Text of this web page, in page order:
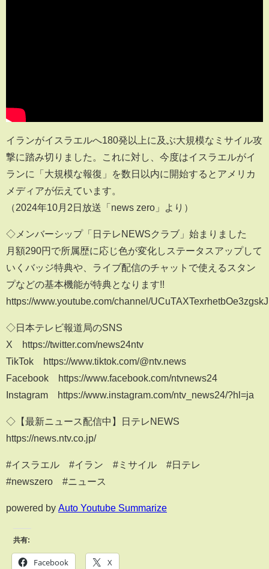
イランがイスラエルへ180発以上に及ぶ大規模なミサイル攻
撃に踏み切りました。これに対し、今度はイスラエルがイ
ランに「大規模な報復」を数日以内に開始するとアメリカ
メディアが伝えています。
（2024年10月2日放送「news zero」より）
◇メンバーシップ「日テレNEWSクラブ」始まりました
月額290円で所属歴に応じ色が変化しステータスアップして
いくバッジ特典や、ライブ配信のチャットで使えるスタン
プなどの基本機能が特典となります!!
https://www.youtube.com/channel/
◇日本テレビ報道局のSNS
X https://twitter.com/news24ntv
TikTok https://www.tiktok.com/@ntv.news
Facebook https://www.facebook.com/ntvnews24
Instagram https://www.instagram.com/ntv_news24/?hl=ja
◇【最新ニュース配信中】日テレNEWS
https://news.ntv.co.jp/
#イスラエル #イラン #ミサイル #日テレ
#newszero #ニュース
powered by Auto Youtube Summarize
共有:
Facebook X